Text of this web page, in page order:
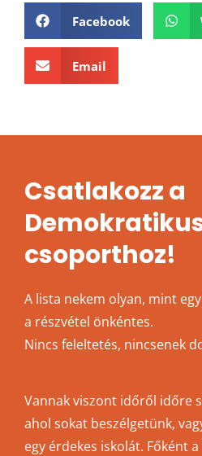
Facebook
Email
Csatlakozz a
csoporthoz!
A lista nekem olyan, mint
a részvétel önkéntes.
Nincs feleltetés, nincsenek
Vannak viszont időről időre
ahol sokat beszélgetünk,
egy érdekes iskolát. Főként